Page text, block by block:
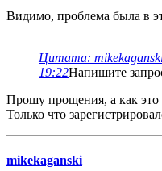
Видимо, проблема была в
Цитата:
19:22Напишите
Прошу прощения, а как это
Только что
mikekaganski